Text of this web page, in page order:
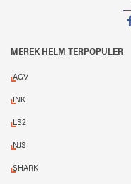
MEREK HELM TERPOPULER
AGV
INK
LS2
NJS
SHARK